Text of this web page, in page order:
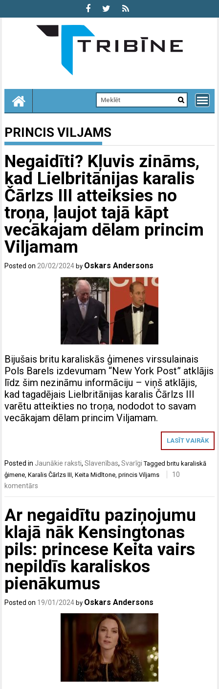
PRINCIS VILJAMS
Negaidīti? Kļuvis zināms,
kad Lielbritānijas karalis
Čārlzs III atteiksies no
troņa, ļaujot tajā kāpt
vecākajam dēlam princim
Viljamam
Posted on20/02/2024 by Oskars Andersons
Bijušais britu karaliskās ģimenes virssulainais
Pols Barels izdevumam “New York Post” atklājis
līdz šim nezināmu informāciju – viņš atklājis,
kad tagadējais Lielbritānijas karalis Čārlzs III
varētu atteikties no troņa, nododot to savam
vecākajam dēlam princim Viljamam.
LASĪT VAIRĀK
Posted in Jaunākie raksti,Slavenības,Svarīgi Tagged britu karaliskā
ģimene,Karalis Čārlzs III,Keita Midltone,princis Viljams
10
komentārs
Ar negaidītu paziņojumu
klajā nāk Kensingtonas
pils: princese Keita vairs
nepildīs karaliskos
pienākumus
Posted on 19/01/2024 by Oskars Andersons